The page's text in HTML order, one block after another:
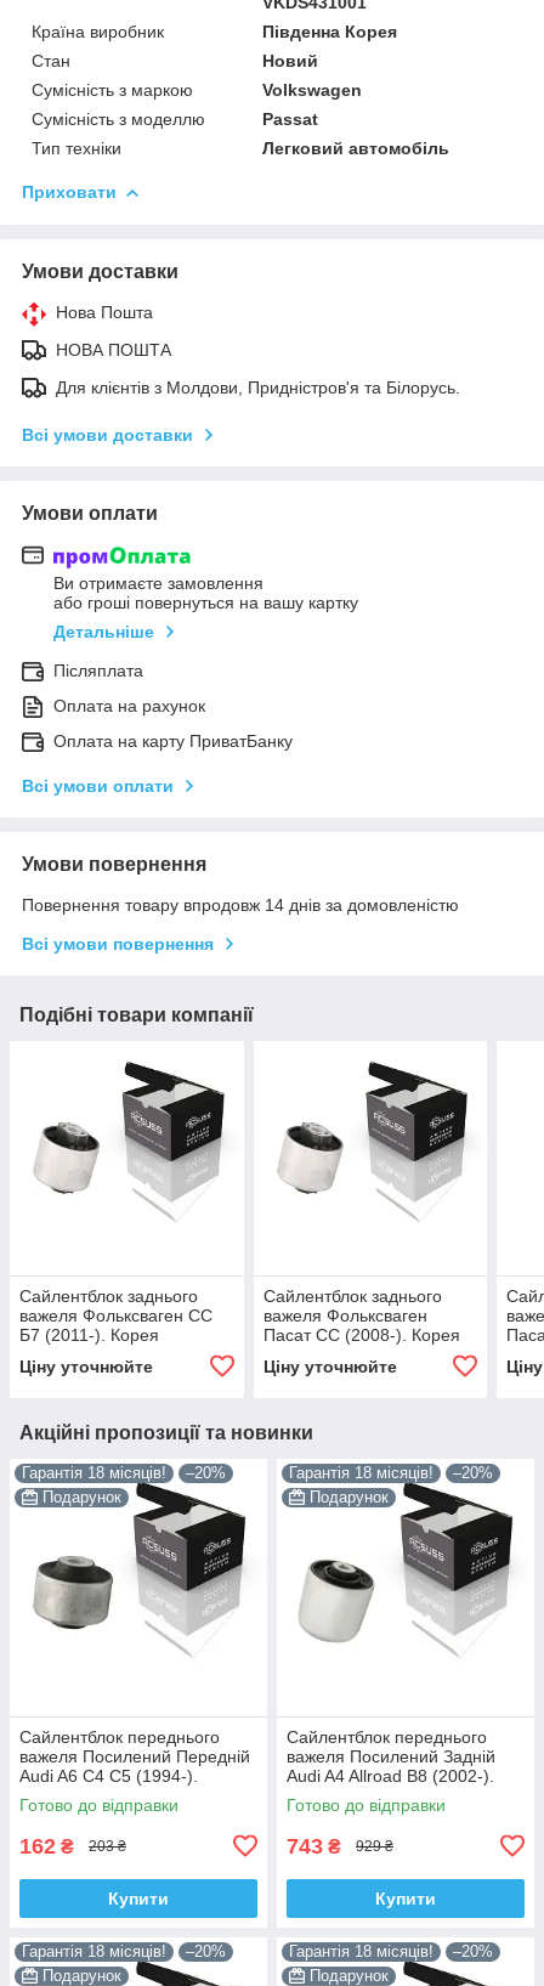
Країна виробник
Південна Корея
Стан
Новий
Сумісність з маркою
Volkswagen
Сумісність з моделлю
Passat
Тип техніки
Легковий автомобіль
Приховати
Умови доставки
Нова Пошта
НОВА ПОШТА
Для клієнтів з Молдови, Придністров'я та Білорусь.
Всі умови доставки
Умови оплати
Ви отримаєте замовлення
або гроші повернуться на вашу картку
Детальніше
Післяплата
Оплата на рахунок
Оплата на карту ПриватБанку
Всі умови оплати
Умови повернення
Повернення товару впродовж 14 днів за домовленістю
Всі умови повернення
Подібні товари компанії
Сайлентблок заднього
важеля Фольксваген СС
Б7 (2011-). Корея
ACSUSS! 38620 , FE29568
, VKDS431001
Ціну уточнюйте
Сайлентблок заднього
важеля Фольксваген
Пасат СС (2008-). Корея
ACSUSS! 38620 , FE29568
, VKDS431001
Ціну уточнюйте
Акційні пропозиції та новинки
Гарантія 18 місяців!
–20%
Подарунок
Сайлентблок переднього
важеля Посилений Передній
Audi A6 C4 C5 (1994-).
Верхній. Корея ACSUSS!
35379 , JBU138 , TD1062W
Готово до відправки
162 ₴ 203 ₴
Купити
Гарантія 18 місяців!
–20%
Подарунок
Сайлентблок переднього
важеля Посилений Задній
Audi A4 Allroad B8 (2002-).
Нижній. Корея ACSUSS!
4H0407183 , TD1247W ,
Готово до відправки
743 ₴ 929 ₴
Купити
Гарантія 18 місяців!
–20%
Подарунок
Гарантія 18 місяців!
–20%
Подарунок